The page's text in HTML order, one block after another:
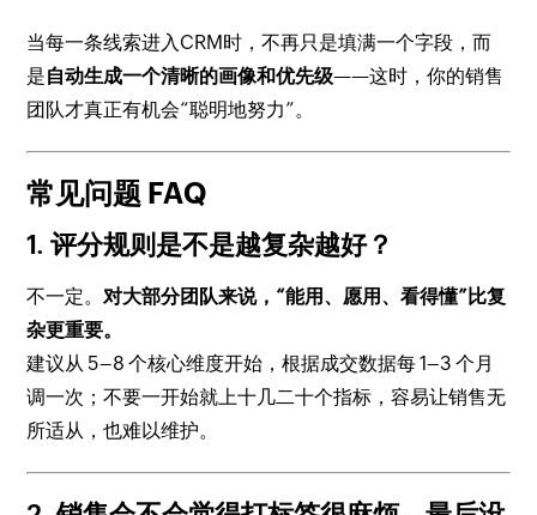
当每一条线索进入CRM时，不再只是填满一个字段，而
是自动生成一个清晰的画像和优先级——这时，你的销售
团队才真正有机会“聪明地努力”。
常见问题 FAQ
1. 评分规则是不是越复杂越好？
不一定。对大部分团队来说，“能用、愿用、看得懂”比复
杂更重要。
建议从 5–8 个核心维度开始，根据成交数据每 1–3 个月
调一次；不要一开始就上十几二十个指标，容易让销售无
所适从，也难以维护。